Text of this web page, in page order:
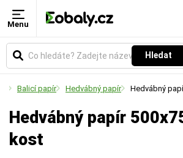
Menu
Hledat
Balicí papír Hedvábný papír Hedvábný
Hedvábný papír
kost